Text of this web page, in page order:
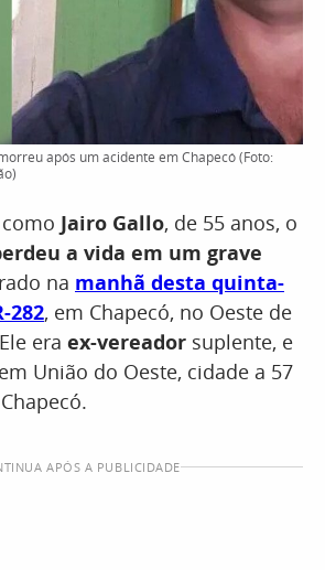
após um acidente em Chapecó (Foto:
Jairo Gallo, de 55 anos, o
a vida em um grave
na manhã desta quinta-
282, em Chapecó, no Oeste de
era ex-vereador suplente, e
União do Oeste, cidade a 57
APÓS A PUBLICIDADE